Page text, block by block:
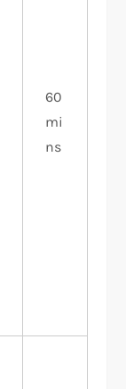
60
mi
ns